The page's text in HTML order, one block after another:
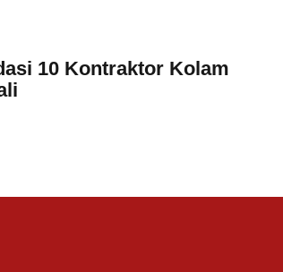
10 Kontraktor Kolam